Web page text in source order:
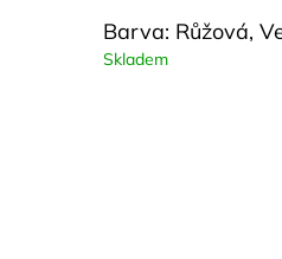
Barva: Růžová,
Skladem